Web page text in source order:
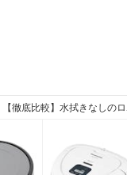
【徹底比較】水拭きなしの